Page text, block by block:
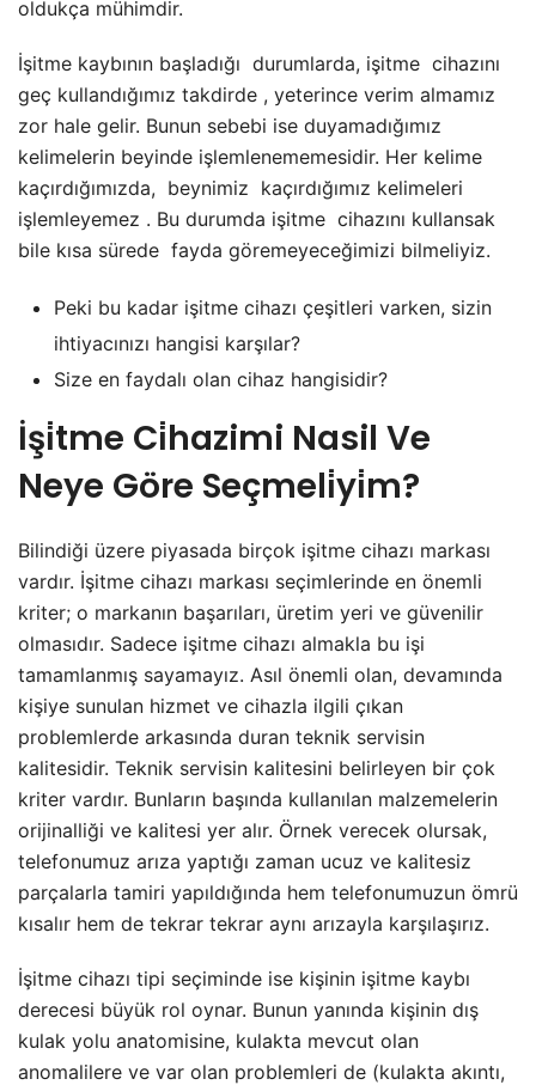
oldukça mühimdir.
İşitme kaybının başladığı durumlarda, işitme cihazını
geç kullandığımız takdirde , yeterince verim almamız
zor hale gelir. Bunun sebebi ise duyamadığımız
kelimelerin beyinde işlemlenememesidir. Her kelime
kaçırdığımızda, beynimiz kaçırdığımız kelimeleri
işlemleyemez . Bu durumda işitme cihazını kullansak
bile kısa sürede fayda göremeyeceğimizi bilmeliyiz.
Peki bu kadar işitme cihazı çeşitleri varken, sizin
ihtiyacınızı hangisi karşılar?
Size en faydalı olan cihaz hangisidir?
İşi̇tme Ci̇hazimi Nasil Ve
Neye Göre Seçmeli̇yi̇m?
Bilindiği üzere piyasada birçok işitme cihazı markası
vardır. İşitme cihazı markası seçimlerinde en önemli
kriter; o markanın başarıları, üretim yeri ve güvenilir
olmasıdır. Sadece işitme cihazı almakla bu işi
tamamlanmış sayamayız. Asıl önemli olan, devamında
kişiye sunulan hizmet ve cihazla ilgili çıkan
problemlerde arkasında duran teknik servisin
kalitesidir. Teknik servisin kalitesini belirleyen bir çok
kriter vardır. Bunların başında kullanılan malzemelerin
orijinalliği ve kalitesi yer alır. Örnek verecek olursak,
telefonumuz arıza yaptığı zaman ucuz ve kalitesiz
parçalarla tamiri yapıldığında hem telefonumuzun ömrü
kısalır hem de tekrar tekrar aynı arızayla karşılaşırız.
İşitme cihazı tipi seçiminde ise kişinin işitme kaybı
derecesi büyük rol oynar. Bunun yanında kişinin dış
kulak yolu anatomisine, kulakta mevcut olan
anomalilere ve var olan problemleri de (kulakta akıntı,